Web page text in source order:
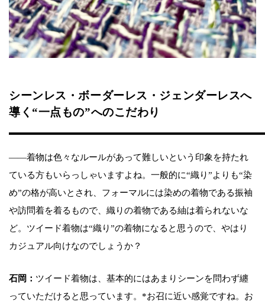
シーンレス・ボーダーレス・ジェンダーレスへ
導く“一点もの”へのこだわり
――着物は色々なルールがあって難しいという印象を持たれ
ている方もいらっしゃいますよね。一般的に“織り”よりも“染
め”の格が高いとされ、フォーマルには染めの着物である振袖
や訪問着を着るもので、織りの着物である紬は着られないな
ど。ツイード着物は“織り”の着物になると思うので、やはり
カジュアル向けなのでしょうか？
石岡： ツイード着物は、基本的にはあまりシーンを問わず纏
っていただけると思っています。*お召に近い感覚ですね。お